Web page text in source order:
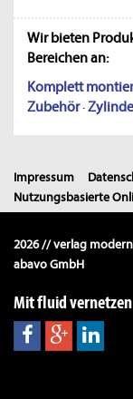
Wir bieten
Bereichen an:
Komplett
Zubehör·
Impressum
Nutzungsbasierte
2026 // verlag
abavo GmbH
Mit fluid vernetzen